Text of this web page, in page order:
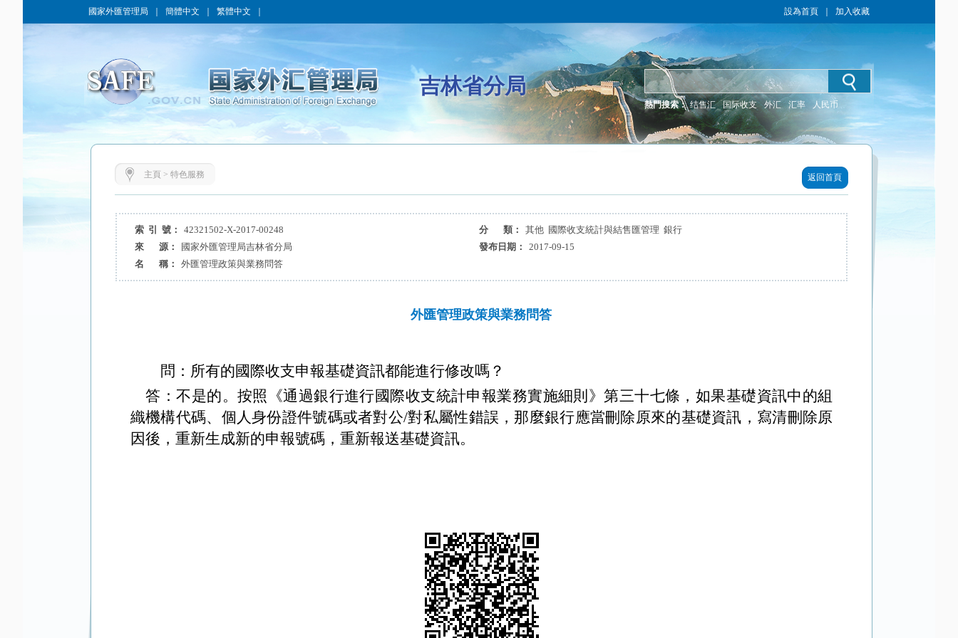
國家外匯管理局 簡體中文 繁體中文 設為首頁 加入收藏
吉林省分局
熱門搜索： 结售汇 国际收支 外汇 汇率 人民币
主頁 > 特色服務 返回首頁
索 引 號： 42321502-X-2017-00248 分 類：
其他 國際收支統計與結售匯管理 銀行
來 源：
國家外匯管理局吉林省分局 發布日期：
2017-09-15
名 稱：
外匯管理政策與業務問答
外匯管理政策與業務問答
問：所有的國際收支申報基礎資訊都能進行修改嗎？
答：不是的。按照《通過銀行進行國際收支統計申報業務實施細則》第三十七條，如果基礎資訊中的組
織機構代碼、個人身份證件號碼或者對公/對私屬性錯誤，那麼銀行應當刪除原來的基礎資訊，寫清刪除原
因後，重新生成新的申報號碼，重新報送基礎資訊。